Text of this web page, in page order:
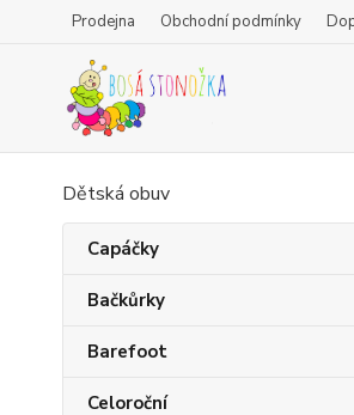
Prodejna Obchodní podmínky
Dětská obuv
Capáčky
Bačkůrky
Barefoot
Celoroční